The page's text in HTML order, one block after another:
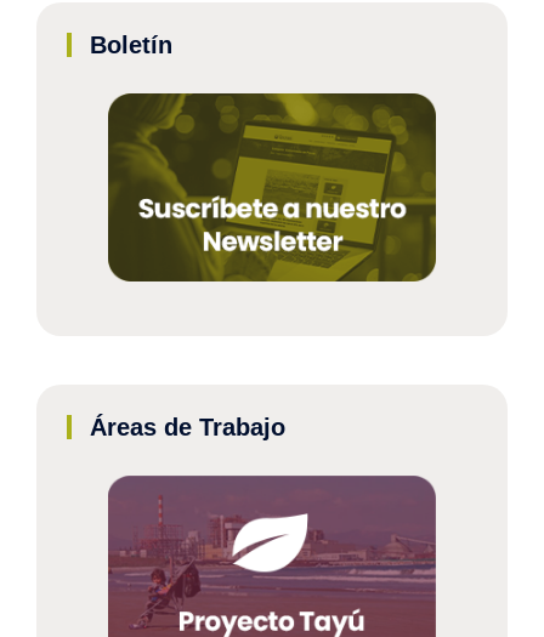
Boletín
Áreas de Trabajo